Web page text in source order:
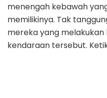
menengah kebawah
memilikinya. Tak
mereka yang
kendaraan tersebut.